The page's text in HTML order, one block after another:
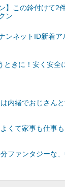
】この鈴付けて2
ン
ナンネットID新着